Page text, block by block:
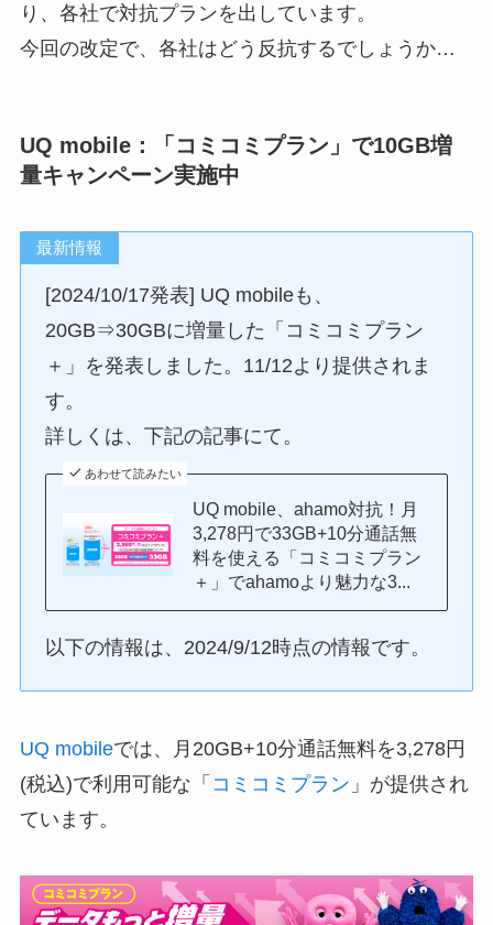
り、各社で対抗プランを出しています。
今回の改定で、各社はどう反抗するでしょうか…
UQ mobile：「コミコミプラン」で10GB増
量キャンペーン実施中
最新情報
[2024/10/17発表] UQ mobileも、
20GB⇒30GBに増量した「コミコミプラン
＋」を発表しました。11/12より提供されま
す。
詳しくは、下記の記事にて。
あわせて読みたい
UQ mobile、ahamo対抗！月
3,278円で33GB+10分通話無
料を使える「コミコミプラン
＋」でahamoより魅力な3...
以下の情報は、2024/9/12時点の情報です。
UQ mobileでは、月20GB+10分通話無料を3,278円
(税込)で利用可能な「 コミコミプラン 」が提供され
ています。